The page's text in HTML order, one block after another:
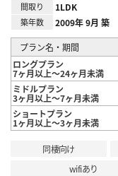
間取り 1LDK
築年数 2009年 9月 築
プラン名・期間
ロングプラン
7ヶ月以上～24ヶ月未満
ミドルプラン
3ヶ月以上～7ヶ月未満
ショートプラン
1ヶ月以上～3ヶ月未満
同棲向け
wifiあり